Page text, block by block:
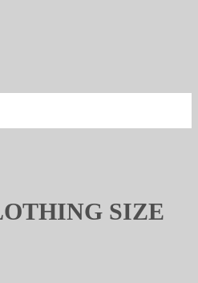
SIZE